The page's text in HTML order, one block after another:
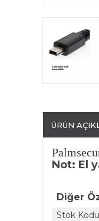
ÜRÜN
Not: El
Diğer
Stok Kodu